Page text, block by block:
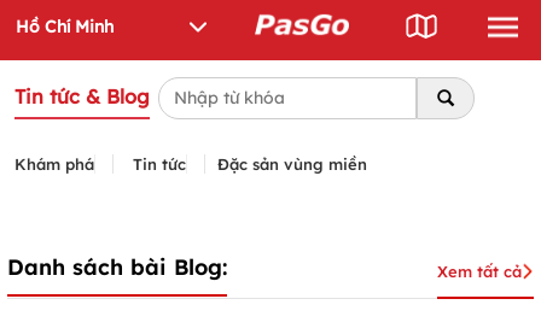
Tin tức & Blog
Khám phá Tin tức Đặc sản vùng miền
Danh sách bài Blog: Xem tất cả